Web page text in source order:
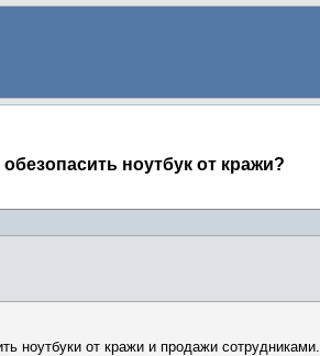
ноутбук от кражи?
ноутбуки от кражи и продажи сотрудниками.